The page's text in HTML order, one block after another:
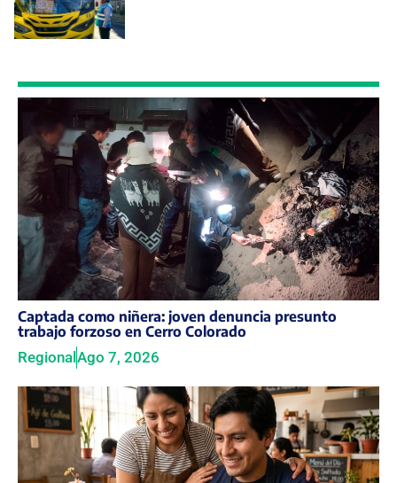
Captada como niñera: joven denuncia presunto
trabajo forzoso en Cerro Colorado
Regional Ago 7, 2026